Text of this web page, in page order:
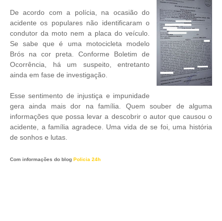
De acordo com a polícia, na ocasião do
acidente os populares não identificaram o
condutor da moto nem a placa do veículo.
Se sabe que é uma motocicleta modelo
Brós na cor preta. Conforme Boletim de
Ocorrência, há um suspeito, entretanto
ainda em fase de investigação.
Esse sentimento de injustiça e impunidade
gera ainda mais dor na família. Quem souber de alguma
informações que possa levar a descobrir o autor que causou o
acidente, a família agradece. Uma vida de se foi, uma história
de sonhos e lutas.
Com informações do blog Policia 24h